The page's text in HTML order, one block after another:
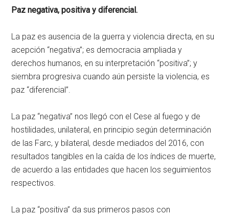
Paz negativa, positiva y diferencial.
La paz es ausencia de la guerra y violencia directa, en su
acepción “negativa”; es democracia ampliada y
derechos humanos, en su interpretación “positiva”; y
siembra progresiva cuando aún persiste la violencia, es
paz “diferencial”.
La paz “negativa” nos llegó con el Cese al fuego y de
hostilidades, unilateral, en principio según determinación
de las Farc, y bilateral, desde mediados del 2016, con
resultados tangibles en la caída de los índices de muerte,
de acuerdo a las entidades que hacen los seguimientos
respectivos.
La paz “positiva” da sus primeros pasos con